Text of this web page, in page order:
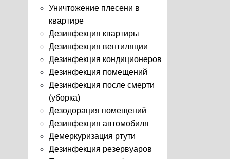
Уничтожение плесени в
квартире
Дезинфекция квартиры
Дезинфекция вентиляции
Дезинфекция кондиционеров
Дезинфекция помещений
Дезинфекция после смерти
(уборка)
Дезодорация помещений
Дезинфекция автомобиля
Демеркуризация ртути
Дезинфекция резервуаров